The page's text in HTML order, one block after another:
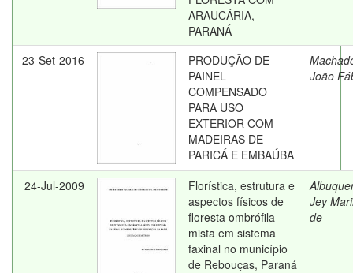
ARAUCÁRIA,
PARANÁ
23-Set-2016
PRODUÇÃO DE
PAINEL
COMPENSADO
PARA USO
EXTERIOR COM
MADEIRAS DE
PARICÁ E EMBAÚBA
João
24-Jul-2009
Florística, estrutura e
aspectos físicos de
floresta ombrófila
mista em sistema
faxinal no município
de Rebouças, Paraná
Jey
de